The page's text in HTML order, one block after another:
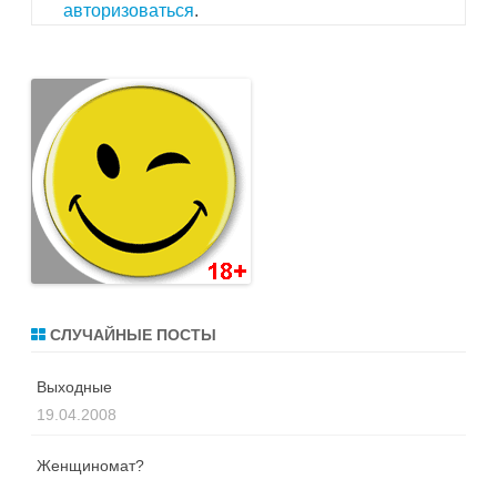
авторизоваться.
СЛУЧАЙНЫЕ ПОСТЫ
Выходные
19.04.2008
Женщиномат?